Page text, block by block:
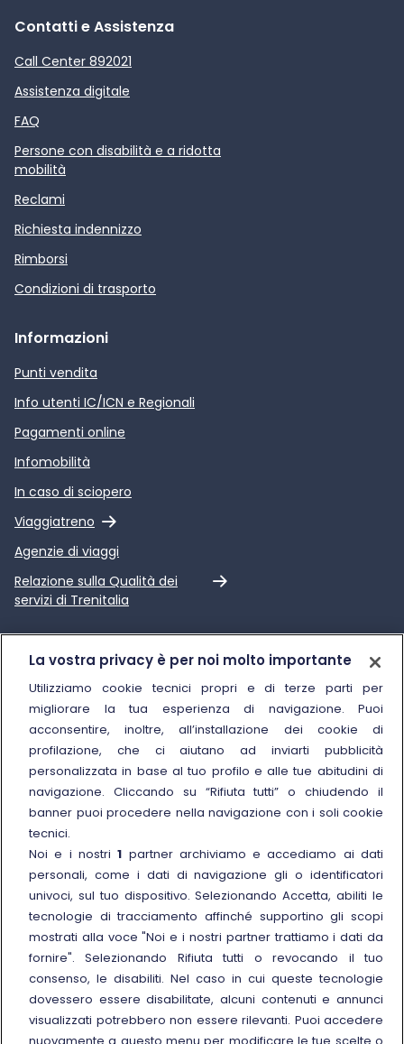
Contatti e Assistenza
Call Center 892021
Assistenza digitale
FAQ
Persone con disabilità e a ridotta
mobilità
Reclami
Richiesta indennizzo
Rimborsi
Condizioni di trasporto
Informazioni
Punti vendita
Info utenti IC/ICN e Regionali
Pagamenti online
Infomobilità
In caso di sciopero
Viaggiatreno
Link esterno
Agenzie di viaggi
Relazione sulla Qualità dei
servizi di Trenitalia
Link esterno
Chi siamo
Sostenibilità
Trenitalia for Business
Manuale di Conservazione
Link esterno
Carriere
Link esterno
La Freccia Mag
Link esterno
Noleggia un treno charter
Viaggi di gruppo
Seguici sui social
La vostra privacy è per noi molto importante
Utilizziamo cookie tecnici propri e di terze parti per
migliorare la tua esperienza di navigazione. Puoi
acconsentire, inoltre, all’installazione dei cookie di
profilazione, che ci aiutano ad inviarti pubblicità
personalizzata in base al tuo profilo e alle tue abitudini di
navigazione. Cliccando su “Rifiuta tutti” o chiudendo il
banner puoi procedere nella navigazione con i soli cookie
tecnici.
Noi e i nostri1 partner archiviamo e accediamo ai dati
personali, come i dati di navigazione gli o identificatori
univoci, sul tuo dispositivo. Selezionando Accetta, abiliti le
tecnologie di tracciamento affinché supportino gli scopi
mostrati alla voce "Noi e i nostri partner trattiamo i dati da
fornire". Selezionando Rifiuta tutti o revocando il tuo
consenso, le disabiliti. Nel caso in cui queste tecnologie
dovessero essere disabilitate, alcuni contenuti e annunci
visualizzati potrebbero non essere rilevanti. Puoi accedere
nuovamente a questo menu per modificare le tue scelte o